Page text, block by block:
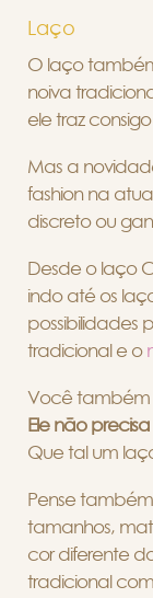
Laço
O laço
noiva
ele traz consigo
Mas a
fashion na
discreto ou
Desde o laço
indo até os
possibilidades
tradicional e o
Você também
Ele não
Que tal um
Pense
tamanhos,
cor diferente
tradicional